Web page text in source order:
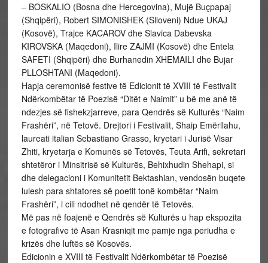
– BOSKALIO (Bosna dhe Hercegovina), Mujë Buçpapaj
(Shqipëri), Robert SIMONISHEK (Slloveni) Ndue UKAJ
(Kosovë), Trajce KACAROV dhe Slavica Dabevska
KIROVSKA (Maqedoni), Ilire ZAJMI (Kosovë) dhe Entela
SAFETI (Shqipëri) dhe Burhanedin XHEMAILI dhe Bujar
PLLOSHTANI (Maqedoni).
Hapja ceremonisë festive të Edicionit të XVIII të Festivalit
Ndërkombëtar të Poezisë “Ditët e Naimit” u bë me anë të
ndezjes së fishekzjarreve, para Qendrës së Kulturës “Naim
Frashëri”, në Tetovë. Drejtori i Festivalit, Shaip Emërllahu,
laureati italian Sebastiano Grasso, kryetari i Jurisë Visar
Zhiti, kryetarja e Komunës së Tetovës, Teuta Arifi, sekretari
shtetëror i Minsitrisë së Kulturës, Behixhudin Shehapi, si
dhe delegacioni i Komunitetit Bektashian, vendosën buqete
lulesh para shtatores së poetit tonë kombëtar “Naim
Frashëri”, i cili ndodhet në qendër të Tetovës.
Më pas në foajenë e Qendrës së Kulturës u hap ekspozita
e fotografive të Asan Krasniqit me pamje nga periudha e
krizës dhe luftës së Kosovës.
Edicionin e XVIII të Festivalit Ndërkombëtar të Poezisë